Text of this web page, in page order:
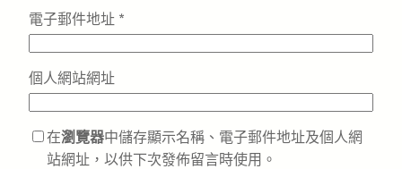
電子郵件地址 *
個人網站網址
在瀏覽器中儲存顯示名稱、電子郵件地址及個人網
站網址，以供下次發佈留言時使用。